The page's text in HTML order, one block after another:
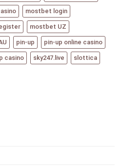
mostbet login
mostbet UZ
pin-up pin-up online casino
casino sky247.live slottica